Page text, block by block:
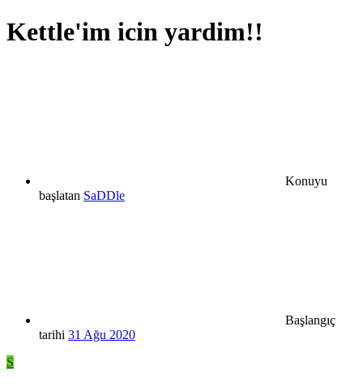
Kettle'im icin yardim!!
Konuyu
başlatan SaDDle
Başlangıç
tarihi 31 Ağu 2020
S